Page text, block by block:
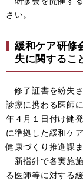
さい。
緩和ケア研修
失に関するこ
修了証書を紛失
診療に携わる医師
年４月１日付け健
に準拠した緩和ケ
健康づくり推進課
新指針で各実施
る医師等に対する